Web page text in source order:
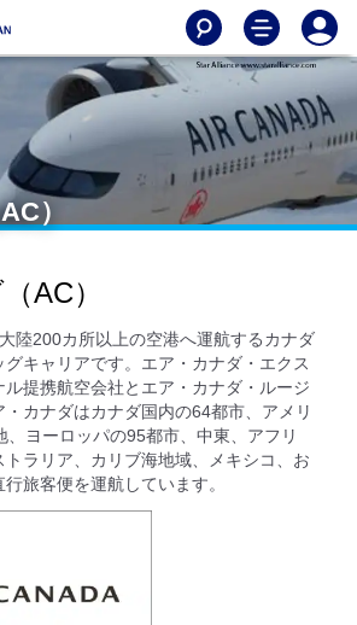
）
AC）
陸200カ所以上の空港へ運航するカナダ
キャリアです。エア・カナダ・エクス
ル提携航空会社とエア・カナダ・ルージ
・カナダはカナダ国内の64都市、アメリ
、ヨーロッパの95都市、中東、アフリ
トラリア、カリブ海地域、メキシコ、お
旅客便を運航しています。